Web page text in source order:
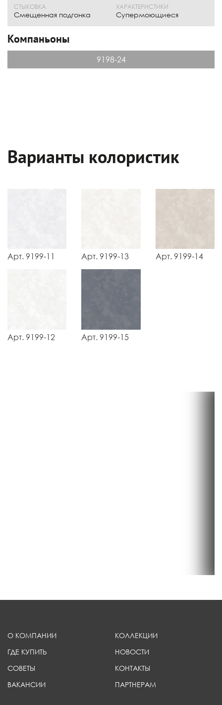
СТЫКОВКА
Смещенная подгонка
ХАРАКТЕРИСТИКИ
Супермоющиеся
Компаньоны
9198-24
Варианты колористик
Арт. 9199-11 Арт. 9199-13 Арт. 9199-14
Арт. 9199-12 Арт. 9199-15
О КОМПАНИИ
КОЛЛЕКЦИИ
ГДЕ КУПИТЬ
НОВОСТИ
СОВЕТЫ
КОНТАКТЫ
ВАКАНСИИ
ПАРТНЕРАМ